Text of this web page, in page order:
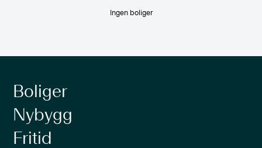
Ingen boliger
Boliger
Nybygg
Fritid